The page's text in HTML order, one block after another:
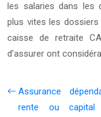
les salaries dans les
plus vites les
caisse de retraite
d’assurer ont
Assurance
rente ou capital